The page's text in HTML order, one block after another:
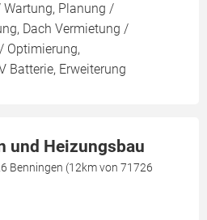
Planung /
Dach Vermietung /
Optimierung,
Batterie, Erweiterung
und Heizungsbau
Benningen (12km von 71726